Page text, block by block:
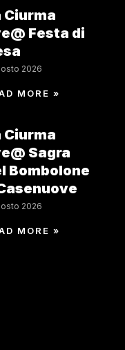
Ciurma
Festa di
2026
MORE »
Ciurma
Sagra
Bombolone
2026
MORE »